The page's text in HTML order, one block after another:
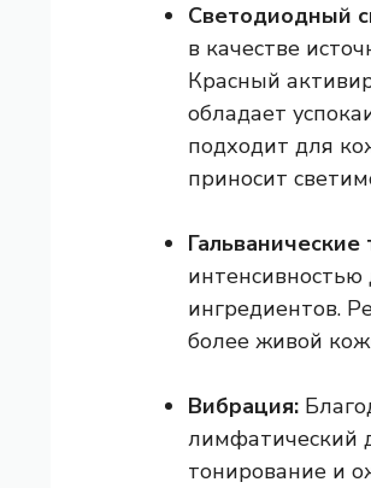
Светодиодный
в качестве
Красный
обладает
подходит для
приносит
Гальванические
ингредиентов.
более живой
Вибрация:
лимфатический
тонирование и